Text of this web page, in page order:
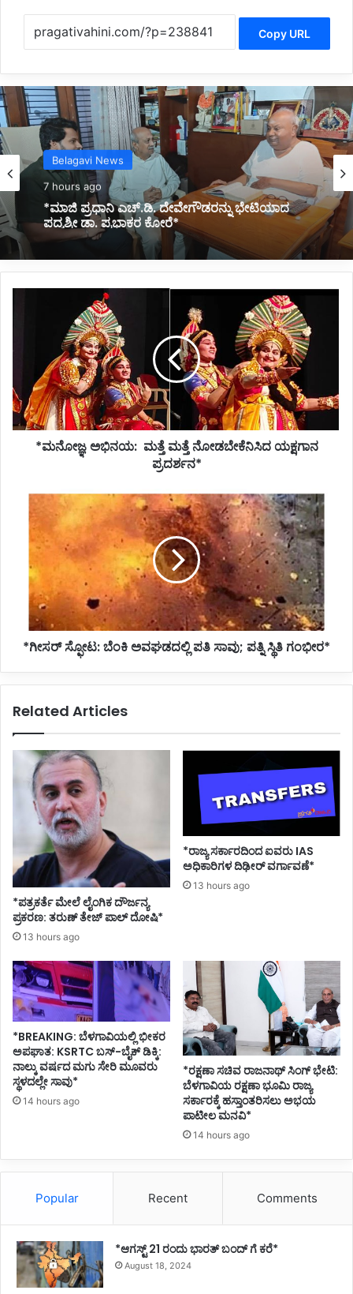
Copy URL
Kannada News
8 hours ago
*2025 ರಲ್ಲಿ ಪ್ರಧಾನಮಂತ್ರಿ ಅವರ ವಿದೇಶಕ್ಕೆ ತಗುಲಿದ
ಒಟ್ಟು ವೆಚ್ಚ ಎಷ್ಟು ಗೋತ್ತಾ..?*
ನೋಡಬೇಕೆನಿಸಿದ
ಯಕ್ಷಗಾನ
ಪ್ರದರ್ಶನ*
*ಮನೋಜ್ಞ ಅಭಿನಯ: ಮತ್ತೆ ಮತ್ತೆ ನೋಡಬೇಕೆನಿಸಿದ ಯಕ್ಷಗಾನ
ಪ್ರದರ್ಶನ*
*ಗೀಸರ್
ಸ್ಫೋಟ:
ಬೆಂಕಿ
ಅವಘಡದಲ್ಲಿ
ಸಾವು;
ಗಂಭೀರ*
*ಗೀಸರ್ ಸ್ಫೋಟ: ಬೆಂಕಿ ಅವಘಡದಲ್ಲಿ ಪತಿ ಸಾವು; ಪತ್ನಿ ಸ್ಥಿತಿ ಗಂಭೀರ*
Related Articles
*ಪತ್ರಕರ್ತೆ ಮೇಲೆ ಲೈಂಗಿಕ ದೌರ್ಜನ್ಯ
ಪ್ರಕರಣ: ತರುಣ್ ತೇಜ್ ಪಾಲ್ ದೋಷಿ*
13 hours ago
*ರಾಜ್ಯ ಸರ್ಕಾರದಿಂದ ಐವರು IAS
ಅಧಿಕಾರಿಗಳ ದಿಢೀರ್ ವರ್ಗಾವಣೆ*
13 hours ago
*BREAKING: ಬೆಳಗಾವಿಯಲ್ಲಿ ಭೀಕರ
ಅಪಘಾತ: KSRTC ಬಸ್-ಬೈಕ್ ಡಿಕ್ಕಿ:
ನಾಲ್ಕು ವರ್ಷದ ಮಗು ಸೇರಿ ಮೂವರು
ಸ್ಥಳದಲ್ಲೇ ಸಾವು*
14 hours ago
*ರಕ್ಷಣಾ ಸಚಿವ ರಾಜನಾಥ್ ಸಿಂಗ್ ಭೇಟಿ:
ಬೆಳಗಾವಿಯ ರಕ್ಷಣಾ ಭೂಮಿ ರಾಜ್ಯ
ಸರ್ಕಾರಕ್ಕೆ ಹಸ್ತಾಂತರಿಸಲು ಅಭಯ
ಪಾಟೀಲ ಮನವಿ*
14 hours ago
Popular Recent Comments
*ಆಗಸ್ಟ್ 21 ರಂದು ಭಾರತ್‌ ಬಂದ್‌ ಗೆ ಕರೆ*
August 18, 2024